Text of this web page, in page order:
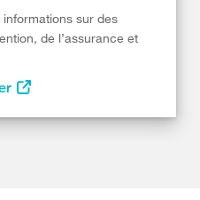
sur des
de l’assurance et